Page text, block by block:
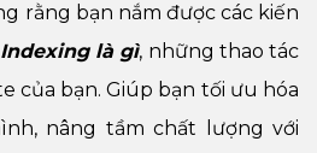
rằng bạn nắm được các kiến
là gì, những thao tác
của bạn. Giúp bạn tối ưu hóa
nâng tầm chất lượng với